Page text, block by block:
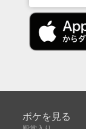
ボケを見る